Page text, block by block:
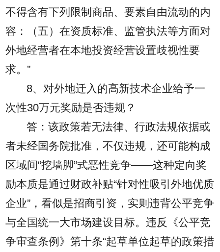
不得含有下列限制商品、要素自由流动的内
容：（五）在资质标准、监管执法等方面对
外地经营者在本地投资经营设置歧视性要
求。”
8、对外地迁入的高新技术企业给予一
次性30万元奖励是否违规？
答：该政策若无法律、行政法规依据或
者未经国务院批准，不仅违规，还可能构成
区域间“挖墙脚”式恶性竞争——这种定向奖
励本质是通过财政补贴“针对性吸引外地优质
企业”，看似是招商引资，实则违背公平竞争
与全国统一大市场建设目标。违反《公平竞
争审查条例》第十条“起草单位起草的政策措